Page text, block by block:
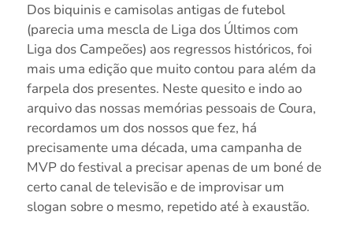
Dos biquinis e camisolas antigas de futebol
(parecia uma mescla de Liga dos Últimos com
Liga dos Campeões) aos regressos históricos, foi
mais uma edição que muito contou para além da
farpela dos presentes. Neste quesito e indo ao
arquivo das nossas memórias pessoais de Coura,
recordamos um dos nossos que fez, há
precisamente uma década, uma campanha de
MVP do festival a precisar apenas de um boné de
certo canal de televisão e de improvisar um
slogan sobre o mesmo, repetido até à exaustão.